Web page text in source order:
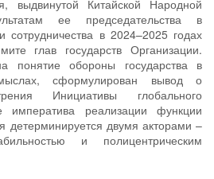
выдвинутой Китайской Народной
ее председательства в
сотрудничества в 2024–2025 годах
глав государств Организации.
понятие обороны государства в
сформулирован вывод о
Инициативы глобального
императива реализации функции
детерминируется двумя акторами –
и полицентрическим